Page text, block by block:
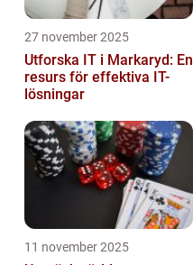
27 november 2025
Utforska IT i Markaryd: En
resurs för effektiva IT-
lösningar
11 november 2025